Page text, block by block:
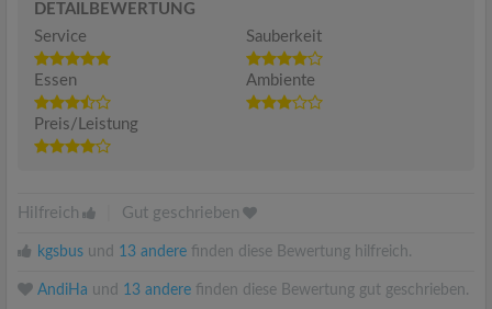
DETAILBEWERTUNG
Service
Sauberkeit
Essen Ambiente
Preis/Leistung
Hilfreich Gut geschrieben
kgsbus und 13 andere finden diese Bewertung hilfreich.
AndiHa und 13 andere finden diese Bewertung gut geschrieben.